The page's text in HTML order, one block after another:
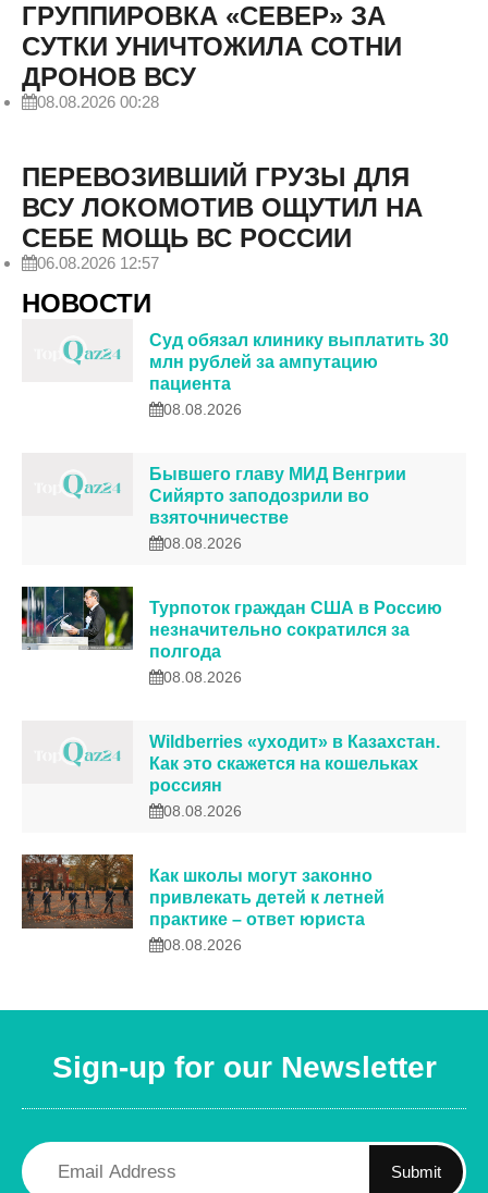
ГРУППИРОВКА «СЕВЕР» ЗА
СУТКИ УНИЧТОЖИЛА СОТНИ
ДРОНОВ ВСУ
08.08.2026 00:28
ПЕРЕВОЗИВШИЙ ГРУЗЫ ДЛЯ
ВСУ ЛОКОМОТИВ ОЩУТИЛ НА
СЕБЕ МОЩЬ ВС РОССИИ
06.08.2026 12:57
НОВОСТИ
Суд обязал клинику выплатить 30
млн рублей за ампутацию
пациента
08.08.2026
Бывшего главу МИД Венгрии
Сийярто заподозрили во
взяточничестве
08.08.2026
Турпоток граждан США в Россию
незначительно сократился за
полгода
08.08.2026
Wildberries «уходит» в Казахстан.
Как это скажется на кошельках
россиян
08.08.2026
Как школы могут законно
привлекать детей к летней
практике – ответ юриста
08.08.2026
Sign-up for our Newsletter
Submit